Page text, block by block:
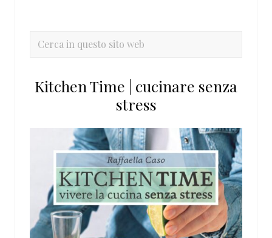
primaria
Cerca
sito
Kitchen Time | cucinare senza
stress